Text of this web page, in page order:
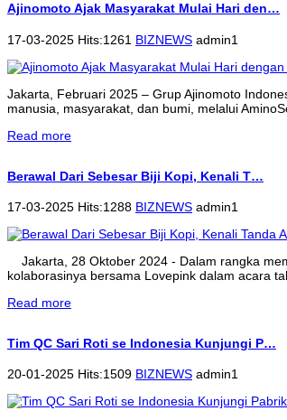
Ajinomoto Ajak Masyarakat Mulai Hari den…
17-03-2025 Hits:1261 BIZNEWS admin1
Jakarta, Februari 2025 – Grup Ajinomoto
manusia, masyarakat, dan bumi, melalui
Read more
Berawal Dari Sebesar Biji Kopi, Kenali T…
17-03-2025 Hits:1288 BIZNEWS admin1
Jakarta, 28 Oktober 2024 - Dalam rangka
kolaborasinya bersama Lovepink dalam acara
Read more
Tim QC Sari Roti se Indonesia Kunjungi P…
20-01-2025 Hits:1509 BIZNEWS admin1